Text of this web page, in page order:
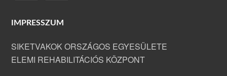
IMPRESSZUM
SIKETVAKOK ORSZÁGOS EGYESÜLETE
ELEMI REHABILITÁCIÓS KÖZPONT